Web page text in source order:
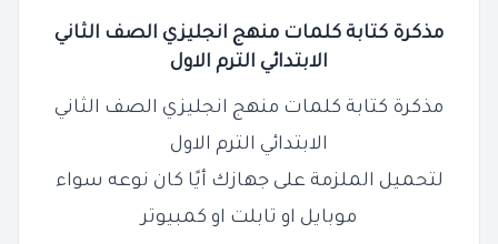
مذكرة كتابة كلمات منهج انجليزي الصف الثاني
الابتدائي الترم الاول
مذكرة كتابة كلمات منهج انجليزي الصف الثاني
الابتدائي الترم الاول
لتحميل الملزمة على جهازك أيًا كان نوعه سواء
موبايل او تابلت او كمبيوتر